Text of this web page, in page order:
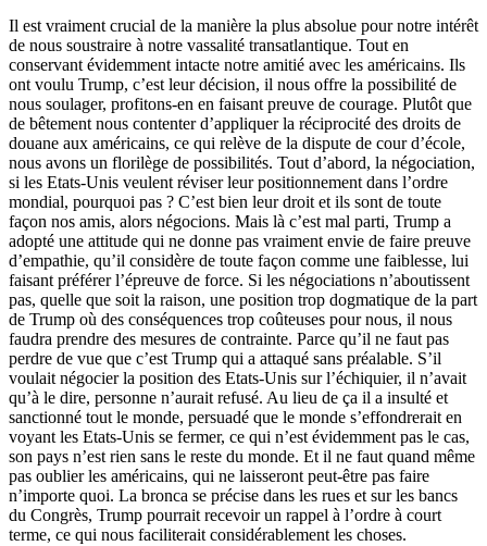
Il est vraiment crucial de la manière la plus absolue pour notre intérêt
de nous soustraire à notre vassalité transatlantique. Tout en
conservant évidemment intacte notre amitié avec les américains. Ils
ont voulu Trump, c’est leur décision, il nous offre la possibilité de
nous soulager, profitons-en en faisant preuve de courage. Plutôt que
de bêtement nous contenter d’appliquer la réciprocité des droits de
douane aux américains, ce qui relève de la dispute de cour d’école,
nous avons un florilège de possibilités. Tout d’abord, la négociation,
si les Etats-Unis veulent réviser leur positionnement dans l’ordre
mondial, pourquoi pas ? C’est bien leur droit et ils sont de toute
façon nos amis, alors négocions. Mais là c’est mal parti, Trump a
adopté une attitude qui ne donne pas vraiment envie de faire preuve
d’empathie, qu’il considère de toute façon comme une faiblesse, lui
faisant préférer l’épreuve de force. Si les négociations n’aboutissent
pas, quelle que soit la raison, une position trop dogmatique de la part
de Trump où des conséquences trop coûteuses pour nous, il nous
faudra prendre des mesures de contrainte. Parce qu’il ne faut pas
perdre de vue que c’est Trump qui a attaqué sans préalable. S’il
voulait négocier la position des Etats-Unis sur l’échiquier, il n’avait
qu’à le dire, personne n’aurait refusé. Au lieu de ça il a insulté et
sanctionné tout le monde, persuadé que le monde s’effondrerait en
voyant les Etats-Unis se fermer, ce qui n’est évidemment pas le cas,
son pays n’est rien sans le reste du monde. Et il ne faut quand même
pas oublier les américains, qui ne laisseront peut-être pas faire
n’importe quoi. La bronca se précise dans les rues et sur les bancs
du Congrès, Trump pourrait recevoir un rappel à l’ordre à court
terme, ce qui nous faciliterait considérablement les choses.